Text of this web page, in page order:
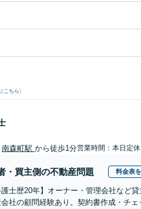
こちら)
南森町駅 から徒歩1分営業時間：本日定休
・買主側の不動産問題 料金表
士歴20年】オーナー・管理会社など
社の顧問経験あり。契約書作成・チ